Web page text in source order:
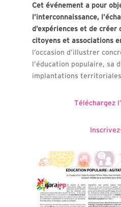
Cet événement a pour
l’interconnaissance,
d’expériences et de créer
citoyens et associations
l’occasion d’illustrer
l’éducation populaire, sa
implantations
Téléchargez